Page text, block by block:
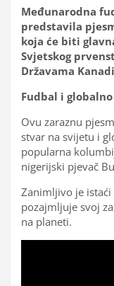
Međunarodna
predstavila
koja će biti
Svjetskog
Državama
Fudbal i
Ovu zaraznu
stvar na svijetu i
popularna
nigerijski pjevač
Zanimljivo je istaći
pozajmljuje svoj
na planeti.